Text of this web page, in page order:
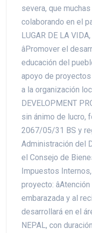
severa, que
colaborando en el
LUGAR DE LA
âPromover el
educación del
apoyo de proyectos
a la organización
DEVELOPMENT
sin ánimo de lucro,
2067/05/31 BS y
Administración del
el Consejo de
Impuestos
proyecto:
embarazada y al
desarrollará en el
NEPAL, con